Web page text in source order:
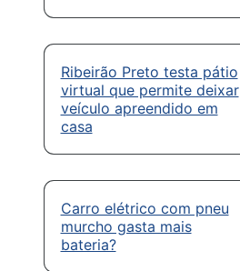
Ribeirão Preto testa pátio
virtual que permite deixar
veículo apreendido em
casa
Carro elétrico com pneu
murcho gasta mais
bateria?